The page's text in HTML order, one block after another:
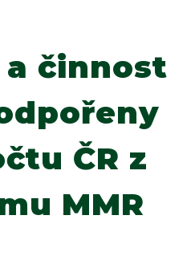
a činnost
ČR z
MMR